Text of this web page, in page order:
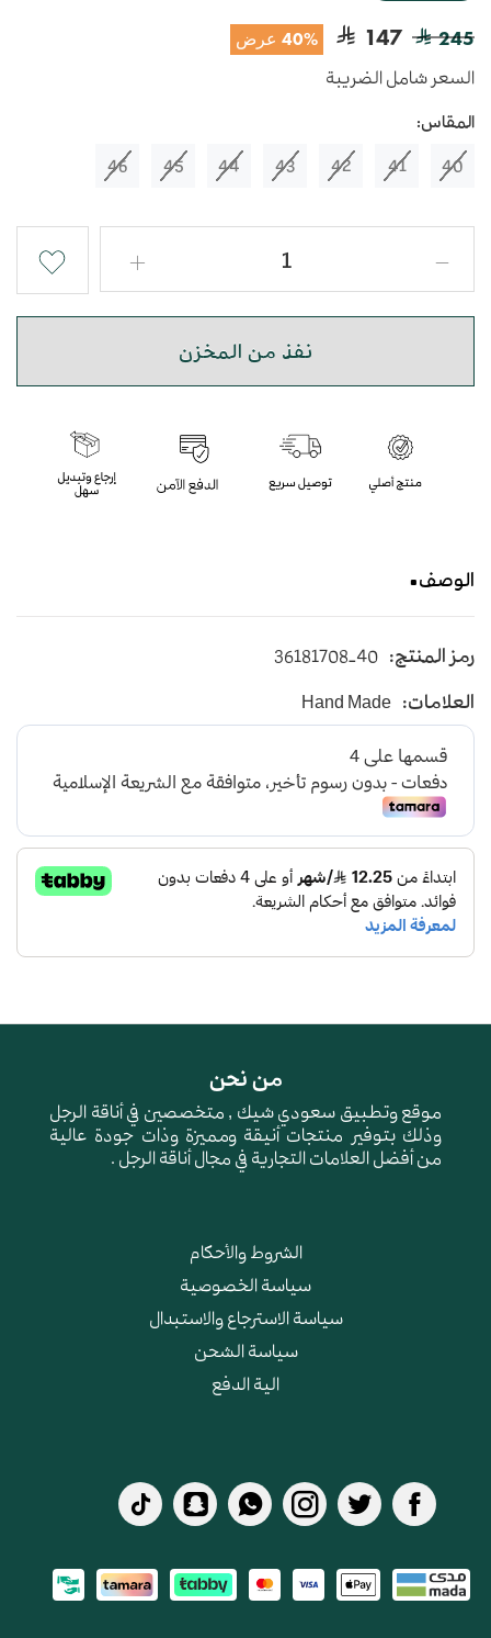
245
147 40% عرض
السعر شامل الضريبة
المقاس:
40
41
42
43
44
45
46
نفذ من المخزن
الوصف
يأتي بأرضية متوسطة الإرتفاع باللون الاسود
و طبقة اسفنجية عالية الجودة لتعطي شعور بالراحة
ومقاومة الإنزلاق و التآكل
رمز المنتج: 36181708-40
العلامات: Hand Made
من نحن
موقع وتطبيق سعودي شيك , متخصصين في أناقة الرجل
وذلك بتوفير منتجات أنيقة ومميزة وذات جودة عالية
من أفضل العلامات التجارية في مجال أناقة الرجل .
الشروط والأحكام
سياسة الخصوصية
سياسة الاسترجاع والاستبدال
سياسة الشحن
الية الدفع